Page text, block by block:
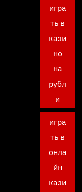
игра
ть в
кази
но
на
рубл
и
игра
ть в
онла
йн
кази